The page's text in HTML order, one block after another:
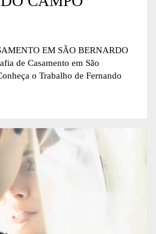
EM SÃO BERNARDO
de Casamento em São
o Trabalho de Fernando